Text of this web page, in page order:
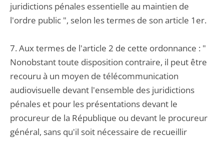
juridictions pénales essentielle au maintien de
l'ordre public ", selon les termes de son article 1er.
7. Aux termes de l'article 2 de cette ordonnance : "
Nonobstant toute disposition contraire, il peut être
recouru à un moyen de télécommunication
audiovisuelle devant l'ensemble des juridictions
pénales et pour les présentations devant le
procureur de la République ou devant le procureur
général, sans qu'il soit nécessaire de recueillir